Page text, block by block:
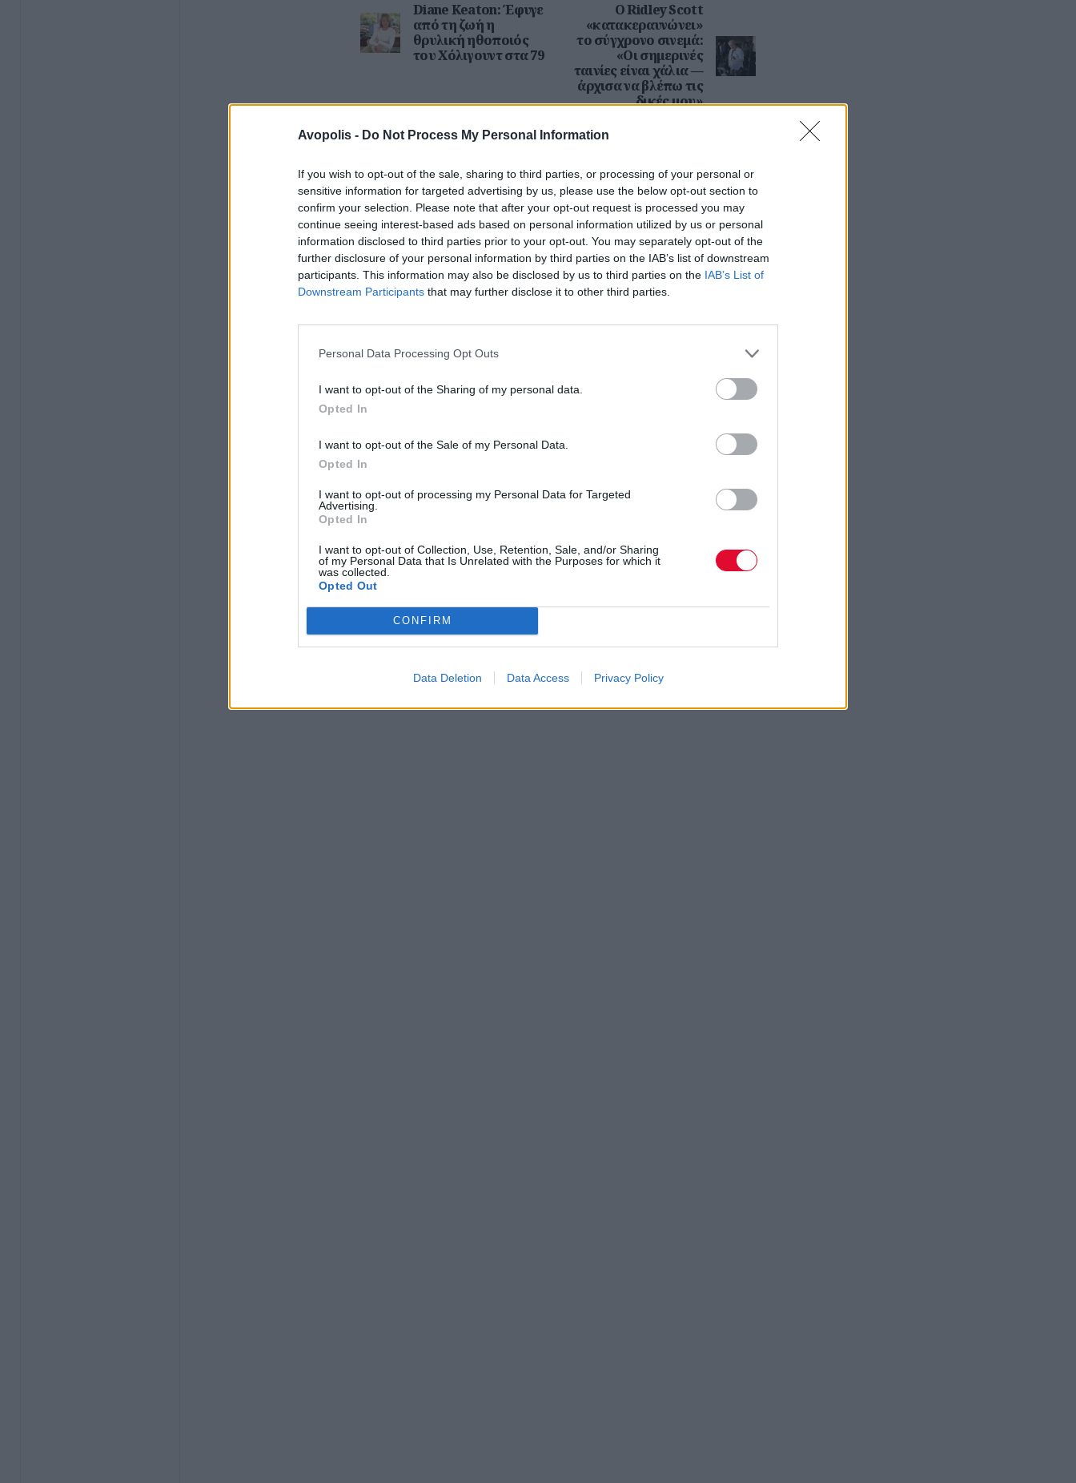
Avopolis - Do Not Process My Personal Information
If you wish to opt-out of the sale, sharing to third parties, or processing of your personal or
sensitive information for targeted advertising by us, please use the below opt-out section to
confirm your selection. Please note that after your opt-out request is processed you may
continue seeing interest-based ads based on personal information utilized by us or personal
information disclosed to third parties prior to your opt-out. You may separately opt-out of the
further disclosure of your personal information by third parties on the IAB’s list of downstream
participants. This information may also be disclosed by us to third parties on the IAB’s List of
Downstream Participants that may further disclose it to other third parties.
Personal Data Processing Opt Outs
I want to opt-out of the Sharing of my personal data.
Opted In
I want to opt-out of the Sale of my Personal Data.
Opted In
I want to opt-out of processing my Personal Data for Targeted
Advertising.
Opted In
I want to opt-out of Collection, Use, Retention, Sale, and/or Sharing
of my Personal Data that Is Unrelated with the Purposes for which it
was collected.
Opted Out
CONFIRM
Data Deletion Data Access Privacy Policy
Diane Keaton: Έφυγε
από τη ζωή η
θρυλική ηθοποιός
του Χόλιγουντ στα 79
Ο Ridley Scott
«κατακεραυνώνει»
το σύγχρονο σινεμά:
«Οι σημερινές
ταινίες είναι χάλια —
άρχισα να βλέπω τις
δικές μου»